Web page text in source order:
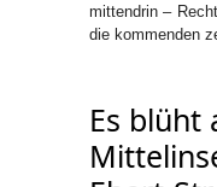
mittendrin –
die kommenden
Es blüht